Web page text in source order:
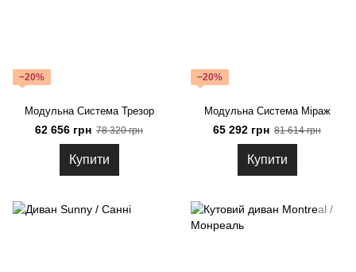
−20%
Модульна Система Трезор
62 656 грн 78 320 грн
Купити
−20%
Модульна Система Міраж
65 292 грн 81 614 грн
Купити